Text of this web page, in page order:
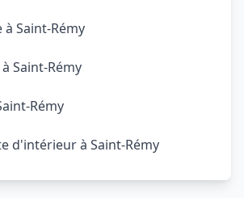
à Saint-Rémy
Saint-Rémy
Rémy
d'intérieur à Saint-Rémy